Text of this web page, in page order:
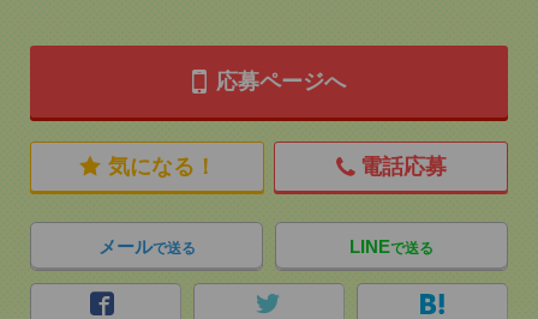
応募ページへ
気になる！ 電話応募
メールで送る LINEで送る